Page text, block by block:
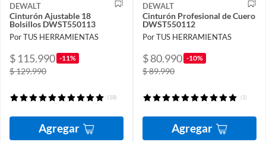
DEWALT
Cinturón Ajustable 18
Bolsillos DWST550113
Por TUS HERRAMIENTAS
$ 115.990 -11%
$ 129.990
(18)
Agregar
DEWALT
Cinturón Profesional de Cuero
DWST550112
Por TUS HERRAMIENTAS
$ 80.990 -10%
$ 89.990
(1)
Agregar